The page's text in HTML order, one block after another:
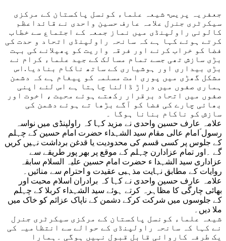
جعفریہ پریس- شیعہ علماء کونسل پاکستان کے مرکزی
سیکرٹری جنرل علامہ عارف حسین واحدی نے قائداعظم
کالونی راولپنڈی میں نماز جمعہ کے اجتماع سے خطاب
کرتے ہوئے کہا ہے کہ سانحہ راولپنڈی اتحاد و حدت کی
فضا کو خراب کرنے اور فرقہ واریت کو پھیلانے کی بہت
بڑی سازش تھی جسے تمام مسالک کے جید علماء کرام نے
بڑی بیداری اور ہوشیاری کے ساتھ ناکام بنادیا.اس
مشکل گھڑی میں پوری امت مسلمہ کو پیغام ہے کہ دشمن
ہماری صفوں میں دراڑ ڈالنا چاہتا ہے اس لئے اپنی
صفوں میں اتحاد برقرار رکھتے ہوئے محبت ، اخوت اور
بھائی چارے کی فضا کو آگے بڑھا تے ہوئے دشمن کی
سازش کو ناکام بنانا ہوگا ۔
علامہ عارف حسین واحدی نے مزید کہا کہ راولپنڈی میں نواسہ
رسول ؐامام عالی مقام سید الشہداء حضرت امام حسین کے چہلم
کے جلوس پر کسی قسم کی محدودیت یا قدغن برداشت نہیں کریں
گے ۔اور تمام عزادارن چہلم کے موقع پر بھر پور طریقے سے
عزاداری سید الشہدا ء حضرت امام حسین علیہ السلام سابقہ
روایات کے مطابق نہایت مذہبی عقیدت و احترام سے منائیں۔
علامہ عارف حسین واحدی نے کہا کہ برادران اسلام محبت اور
بھائی چارگی کا مظاہرہ کرتے ہوئے سید الشہداء کربلا کے چہلم
کے جلوسوں میں شرکت کرکے دشمن کے ناپاک عزائم کو خاک میں
ملا دیں۔
شیعہ علماء کونسل پاکستان کے مرکزی سیکرٹری جنرل
نے کہا کہ سانحہ راولپنڈی کے حوالے سے انتظامیہ کی
یک طرفہ کاروائی قابل قبول نہیں ہوگی ۔ہمارا